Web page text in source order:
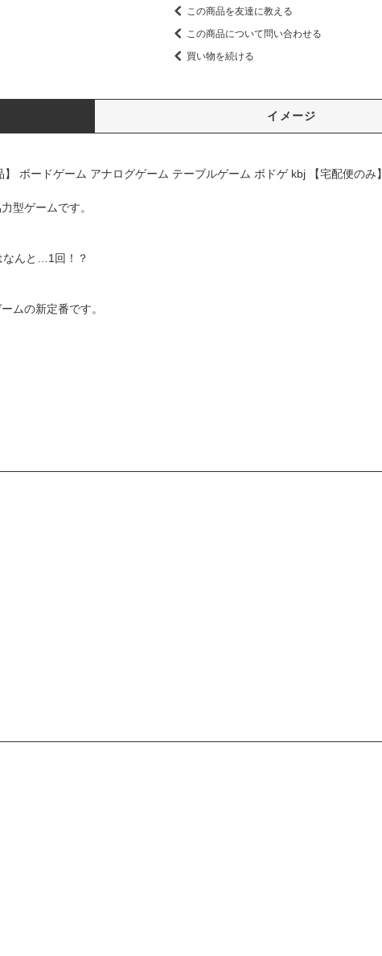
この商品を友達に教える
この商品について問い合わせる
買い物を続ける
イメージ
ボードゲーム アナログゲーム テーブルゲーム ボドゲ kbj 【宅配便のみ】
型ゲームです。
なんと…1回！？
ムの新定番です。